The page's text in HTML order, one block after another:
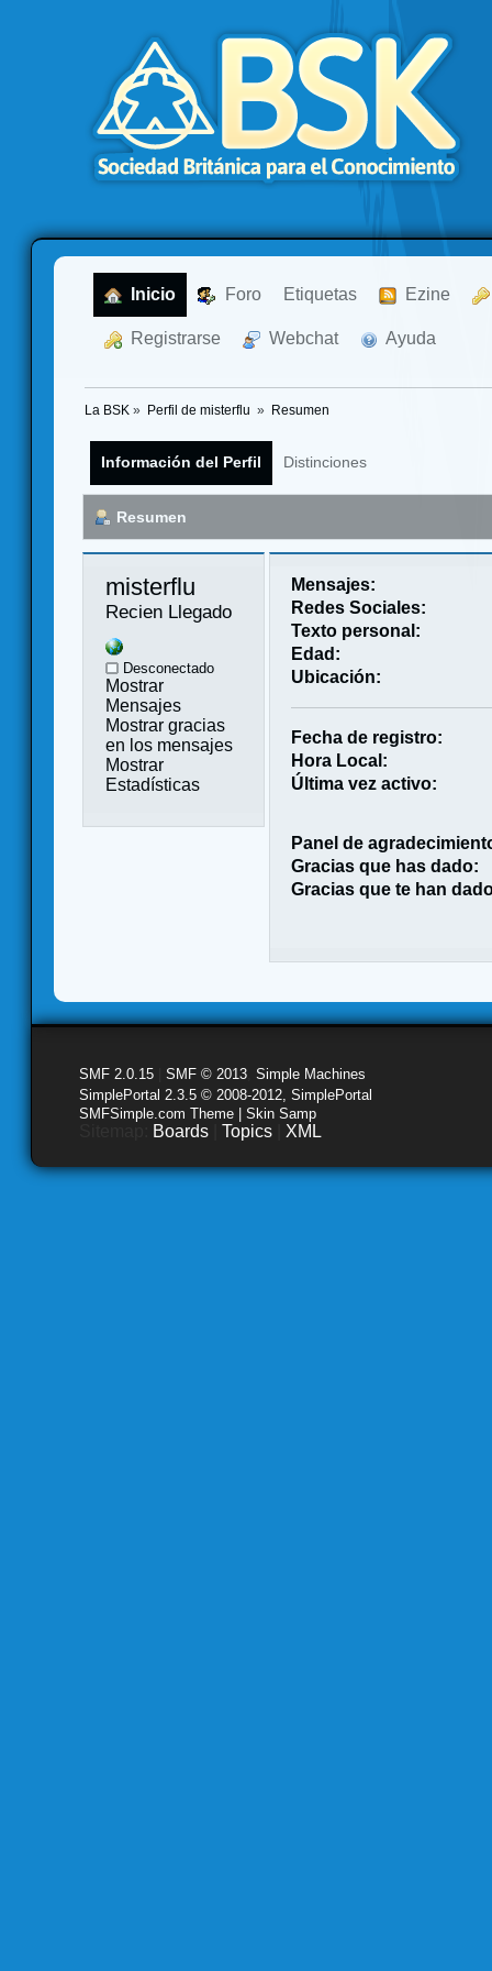
Inicio Foro Etiquetas Ezine
Registrarse Webchat Ayuda
La BSK » Perfil de misterflu » Resumen
Información del Perfil Distinciones
Resumen
misterflu
Recien Llegado
Desconectado
Mostrar
Mensajes
Mostrar gracias
en los mensajes
Mostrar
Estadísticas
Mensajes:
Redes Sociales:
Texto personal:
Edad:
Ubicación:
Fecha de registro:
Hora Local:
Última vez activo:
Panel de
Gracias que has dado:
Gracias que te han
SMF 2.0.15 SMF © 2013 Simple Machines
SimplePortal 2.3.5 © 2008-2012, SimplePortal
SMFSimple.com Theme | Skin Samp
Boards Topics XML